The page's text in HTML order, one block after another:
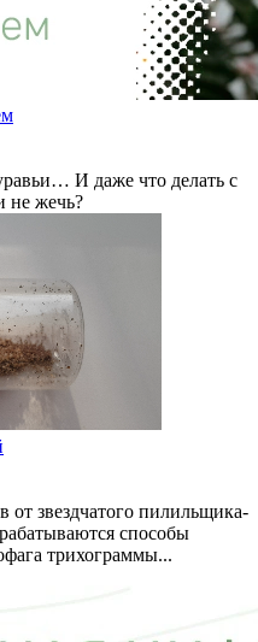
И даже что делать с
не жечь?
от звездчатого пилильщика-
способы
трихограммы...